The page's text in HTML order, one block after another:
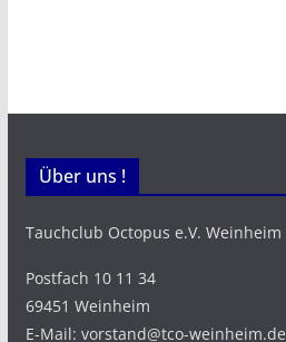
Über uns !
Tauchclub Octopus e.V. Weinheim
Postfach 10 11 34
69451 Weinheim
E-Mail: vorstand@tco-weinheim.de